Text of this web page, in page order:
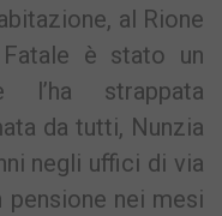
al Rione
è stato un
l’ha strappata
da tutti, Nunzia
negli uffici di via
nei mesi